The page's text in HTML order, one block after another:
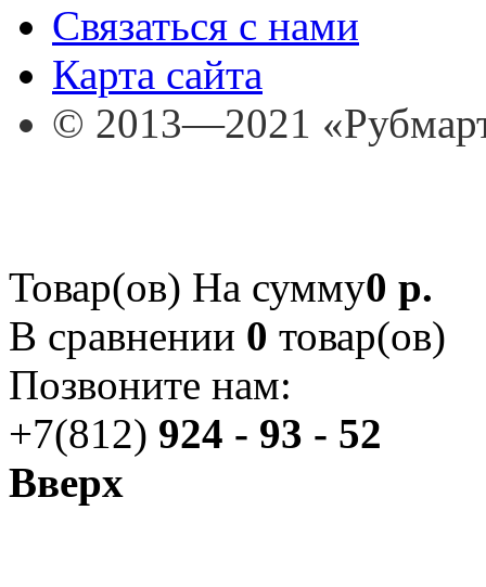
Связаться с нами
Карта сайта
© 2013—2021
Товар(ов) На сумму0 р.
В сравнении 0 товар(ов)
Позвоните нам:
+7(812) 924 - 93 - 52
Вверх